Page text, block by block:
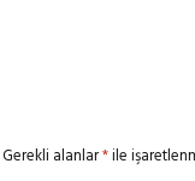
Gerekli alanlar*ile